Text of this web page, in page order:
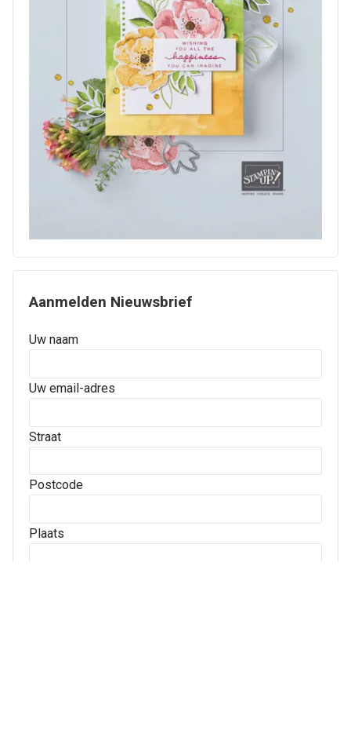
Aanmelden Nieuwsbrief
Uw naam
Uw email-adres
Straat
Postcode
Plaats